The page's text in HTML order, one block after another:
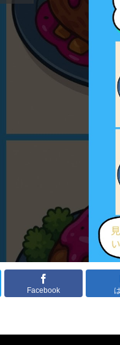
Facebook